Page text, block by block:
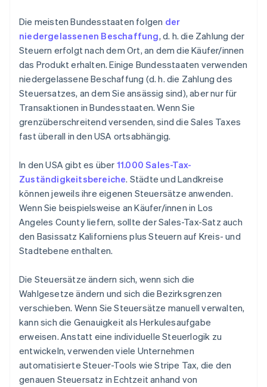
Die meisten Bundesstaaten folgen der
niedergelassenen Beschaffung, d. h. die Zahlung der
Steuern erfolgt nach dem Ort, an dem die Käufer/innen
das Produkt erhalten. Einige Bundesstaaten verwenden
niedergelassene Beschaffung (d. h. die Zahlung des
Steuersatzes, an dem Sie ansässig sind), aber nur für
Transaktionen in Bundesstaaten. Wenn Sie
grenzüberschreitend versenden, sind die Sales Taxes
fast überall in den USA ortsabhängig.
In den USA gibt es über 11.000 Sales-Tax-
Zuständigkeitsbereiche. Städte und Landkreise
können jeweils ihre eigenen Steuersätze anwenden.
Wenn Sie beispielsweise an Käufer/innen in Los
Angeles County liefern, sollte der Sales-Tax-Satz auch
den Basissatz Kaliforniens plus Steuern auf Kreis- und
Stadtebene enthalten.
Die Steuersätze ändern sich, wenn sich die
Wahlgesetze ändern und sich die Bezirksgrenzen
verschieben. Wenn Sie Steuersätze manuell verwalten,
kann sich die Genauigkeit als Herkulesaufgabe
erweisen. Anstatt eine individuelle Steuerlogik zu
entwickeln, verwenden viele Unternehmen
automatisierte Steuer-Tools wie Stripe Tax, die den
genauen Steuersatz in Echtzeit anhand von